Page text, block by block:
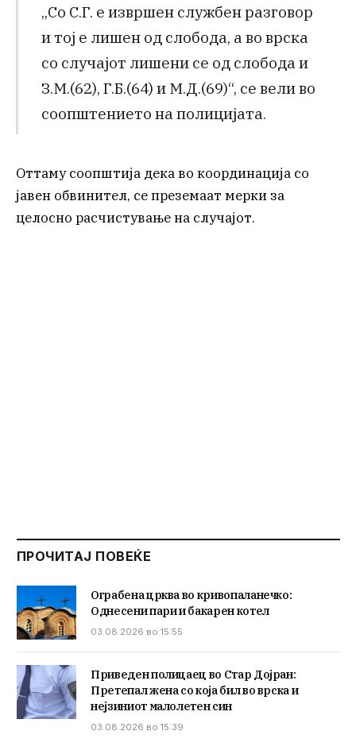
„Со С.Г. е извршен службен разговор
и тој е лишен од слобода, а во врска
со случајот лишени се од слобода и
З.М.(62), Г.Б.(64) и М.Д.(69)“, се вели во
соопштението на полицијата.
Оттаму соопштија дека во координација со
јавен обвинител, се преземаат мерки за
целосно расчистување на случајот.
ПРОЧИТАЈ ПОВЕЌЕ
Ограбена црква во кривопаланечко:
Однесени пари и бакарен котел
03.08.2026 во 15:55
Приведен полицаец во Стар Дојран:
Претепал жена со која бил во врска и
нејзиниот малолетен син
03.08.2026 во 15:39